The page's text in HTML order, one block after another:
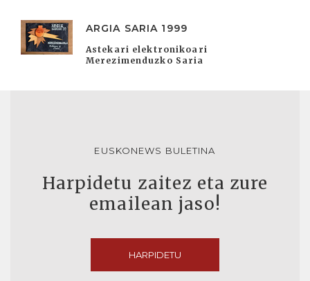
ARGIA SARIA 1999
Astekari elektronikoari
Merezimenduzko Saria
EUSKONEWS BULETINA
Harpidetu zaitez eta zure
emailean jaso!
HARPIDETU